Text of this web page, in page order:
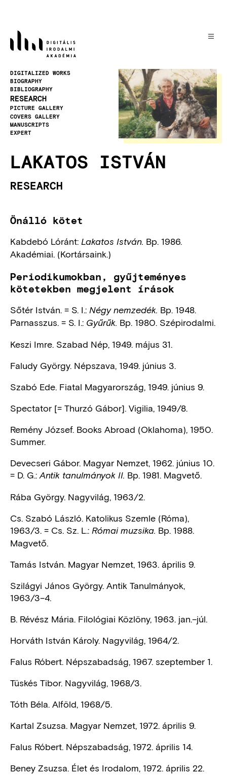
content
Image
DIGITALIZED WORKS
BIOGRAPHY
BIBLIOGRAPHY
RESEARCH
PICTURE GALLERY
COVERS GALLERY
MANUSCRIPTS
EXPERT
LAKATOS ISTVÁN
RESEARCH
Önálló kötet
Kabdebó Lóránt: Lakatos István. Bp. 1986.
Akadémiai. (Kortársaink.)
Periodikumokban, gyűjteményes
kötetekben megjelent írások
Sőtér István. = S. I.: Négy nemzedék. Bp. 1948.
Parnasszus. = S. I.: Gyűrűk. Bp. 1980. Szépirodalmi.
Keszi Imre. Szabad Nép, 1949. május 31.
Faludy György. Népszava, 1949. június 3.
Szabó Ede. Fiatal Magyarország, 1949. június 9.
Spectator [= Thurzó Gábor]. Vigilia, 1949/8.
Remény József. Books Abroad (Oklahoma), 1950.
Summer.
Devecseri Gábor. Magyar Nemzet, 1962. június 10.
= D. G.: Antik tanulmányok II. Bp. 1981. Magvető.
Rába György. Nagyvilág, 1963/2.
Cs. Szabó László. Katolikus Szemle (Róma),
1963/3. = Cs. Sz. L.: Római muzsika. Bp. 1988.
Magvető.
Tamás István. Magyar Nemzet, 1963. április 9.
Szilágyi János György. Antik Tanulmányok,
1963/3–4.
B. Révész Mária. Filológiai Közlöny, 1963. jan.–júl.
Horváth István Károly. Nagyvilág, 1964/2.
Falus Róbert. Népszabadság, 1967. szeptember 1.
Tüskés Tibor. Nagyvilág, 1968/3.
Tóth Béla. Alföld, 1968/5.
Kartal Zsuzsa. Magyar Nemzet, 1972. április 9.
Falus Róbert. Népszabadság, 1972. április 14.
Beney Zsuzsa. Élet és Irodalom, 1972. április 22.